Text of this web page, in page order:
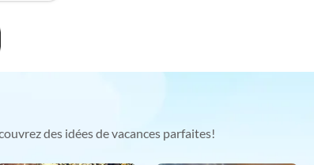
des idées de vacances parfaites!